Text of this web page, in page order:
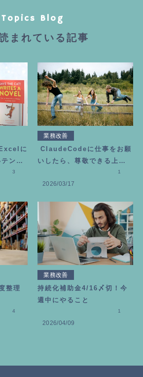
Topics Blog
まれている記事
に
ンプ
3
業務改善
ClaudeCodeに仕事をお願
いしたら、尊敬できる上司
2026/03/17
1
整理
4
業務改善
持続化補助金4/16〆切！今
週中にやること
2026/04/09
1